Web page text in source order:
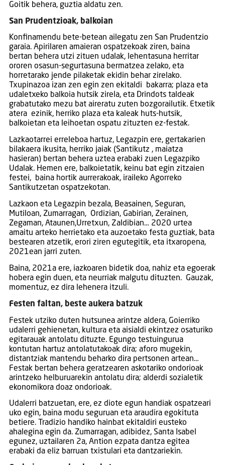
Goitik behera, guztia aldatu zen.
San Prudentzioak, balkoian
Konfinamendu bete-betean ailegatu zen San Prudentzio
garaia. Apirilaren amaieran ospatzekoak ziren, baina
bertan behera utzi zituen udalak, lehentasuna herritar
ororen osasun-segurtasuna bermatzea zelako, eta
horretarako jende pilaketak ekidin behar zirelako.
Txupinazoa izan zen egin zen ekitaldi bakarra; plaza eta
udaletxeko balkoia hutsik zirela, eta Drindots taldeak
grabatutako mezu bat aireratu zuten bozgorailutik. Etxetik
atera ezinik, herriko plaza eta kaleak huts-hutsik,
balkoietan eta leihoetan ospatu zituzten ez-festak.
Lazkaotarrei erreleboa hartuz, Legazpin ere, gertakarien
bilakaera ikusita, herriko jaiak (Santikutz , maiatza
hasieran) bertan behera uztea erabaki zuen Legazpiko
Udalak. Hemen ere, balkoietatik, keinu bat egin zitzaien
festei, baina hortik aurrerakoak, iraileko Agorreko
Santikutzetan ospatzekotan.
Lazkaon eta Legazpin bezala, Beasainen, Seguran,
Mutiloan, Zumarragan, Ordizian, Gabirian, Zerainen,
Zegaman, Ataunen,Urretxun, Zaldibian… 2020 urtea
amaitu arteko herrietako eta auzoetako festa guztiak, bata
bestearen atzetik, erori ziren egutegitik, eta itxaropena,
2021ean jarri zuten.
Baina, 2021a ere, iazkoaren bidetik doa, nahiz eta egoerak
hobera egin duen, eta neurriak malgutu dituzten. Gauzak,
momentuz, ez dira lehenera itzuli.
Festen faltan, beste aukera batzuk
Festek utziko duten hutsunea arintze aldera, Goierriko
udalerri gehienetan, kultura eta aisialdi ekintzez osaturiko
egitarauak antolatu dituzte. Egungo testuingurua
kontutan hartuz antolatutakoak dira; aforo mugekin,
distantziak mantendu beharko dira pertsonen artean…
Festak bertan behera geratzearen askotariko ondorioak
arintzeko helburuarekin antolatu dira; alderdi sozialetik
ekonomikora doaz ondorioak.
Udalerri batzuetan, ere, ez diote egun handiak ospatzeari
uko egin, baina modu seguruan eta araudira egokituta
betiere. Tradizio handiko hainbat ekitaldiri eusteko
ahalegina egin da. Zumarragan, adibidez, Santa Isabel
egunez, uztailaren 2a, Antion ezpata dantza egitea
erabaki da eliz barruan txistulari eta dantzariekin.